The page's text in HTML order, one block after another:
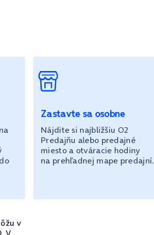
Zastavte sa osobne
Nájdite si najbližšiu O2
Predajňu alebo predajné
miesto a otváracie hodiny
na prehľadnej mape predajní.
v